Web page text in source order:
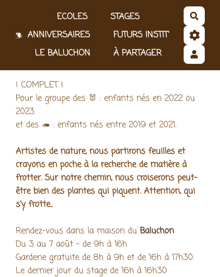
Aller au contenu principal
ECOLES
STAGES
ANNIVERSAIRES
FUTURS INSTIT'
LE BALUCHON
À PARTAGER
! COMPLET !
Pour le groupe des 🐰 : enfants nés en 2022 ou
2023
et des 🦔 : enfants nés entre 2019 et 2021.
Artistes de nature, nous partirons feuilles et
crayons en poche à la recherche de matière à
frotter. Sur notre chemin, nous croiserons peut-
être bien des plantes qui piquent. Attention, qui
s'y frotte...
Rendez-vous dans la maison du Baluchon
Du 3 au 7 août - de 9h à 16h
Garderie gratuite de 8h à 9h et de 16h à 17h30.
Le dernier jour du stage de 16h à 16h30